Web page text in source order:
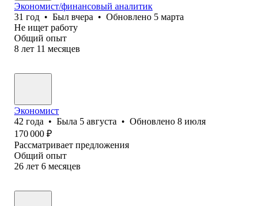
Экономист/финансовый аналитик
31 год • Был вчера • Обновлено 5 марта
Не ищет работу
Общий опыт
8 лет 11 месяцев
Экономист
42 года • Была 5 августа • Обновлено 8 июля
170 000 ₽
Рассматривает предложения
Общий опыт
26 лет 6 месяцев